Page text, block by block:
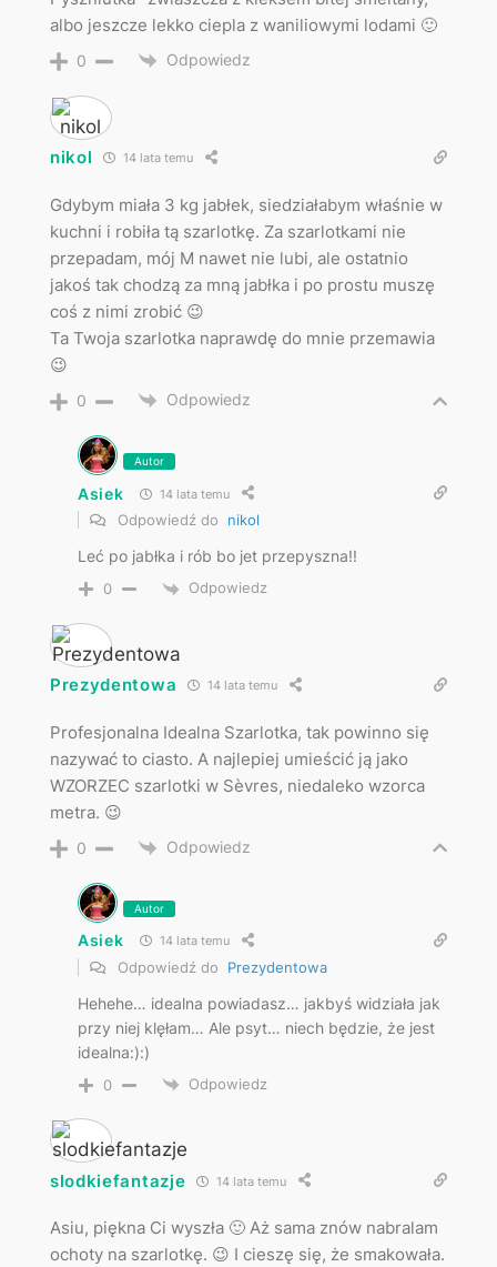
albo jeszcze lekko ciepla z waniliowymi lodami 🙂
0 Odpowiedz
nikol 14 lata temu
Gdybym miała 3 kg jabłek, siedziałabym właśnie w
kuchni i robiła tą szarlotkę. Za szarlotkami nie
przepadam, mój M nawet nie lubi, ale ostatnio
jakoś tak chodzą za mną jabłka i po prostu muszę
coś z nimi zrobić 😉
Ta Twoja szarlotka naprawdę do mnie przemawia
😉
0 Odpowiedz
Autor
Asiek 14 lata temu
Odpowiedź do nikol
Leć po jabłka i rób bo jet przepyszna!!
0 Odpowiedz
Prezydentowa 14 lata temu
Profesjonalna Idealna Szarlotka, tak powinno się
nazywać to ciasto. A najlepiej umieścić ją jako
WZORZEC szarlotki w Sèvres, niedaleko wzorca
metra. 😉
0 Odpowiedz
Autor
Asiek 14 lata temu
Odpowiedź do Prezydentowa
Hehehe… idealna powiadasz… jakbyś widziała jak
przy niej klęłam… Ale psyt… niech będzie, że jest
idealna:):)
0 Odpowiedz
slodkiefantazje 14 lata temu
Asiu, piękna Ci wyszła 🙂 Aż sama znów nabralam
ochoty na szarlotkę. 😉 I cieszę się, że smakowała.